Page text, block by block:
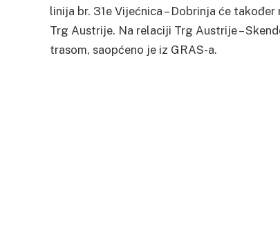
linija br. 31e Vijećnica – Dobrinja će
Trg Austrije. Na relaciji Trg Austrije –
trasom, saopćeno je iz GRAS-a.